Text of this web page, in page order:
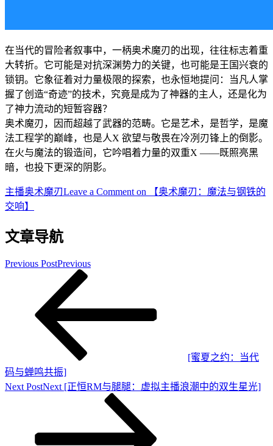
在当代的冒险者叙事中，一柄奥术魔刃的出现，往往标志着重
大转折。它可能是对抗深渊势力的关键，也可能是王国兴衰的
锁钥。它象征着对力量极限的探索，也永恒地提问：当凡人掌
握了创造“奇迹”的技术，究竟是成为了神器的主人，还是化为
了神力流动的短暂容器？
奥术魔刃，因而超越了武器的范畴。它是艺术，是哲学，是魔
法工程学的巅峰，也是人X 欲望与敬畏在冷冽刃锋上的倒影。
在火与魔法的锻造间，它吟唱着力量的双重X ——既照亮黑
暗，也投下更深的阴影。
主播奥术魔刃Leave a Comment on 【奥术魔刃：魔法与钢铁的
交响】
文章导航
Previous PostPrevious
[蜜夏之约：当代
码与蝉鸣共振]
Next PostNext [正恒RM与腿腿：虚拟主播浪潮中的双生星光]